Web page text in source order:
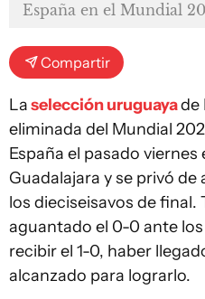
España en el Mundial
Compartir
Laselección uruguayade
eliminada del Mundial
España el pasado viernes
Guadalajara y se privó
los dieciseisavos de final.
aguantado el 0-0 ante
recibir el 1-0, haber
alcanzado para lograrlo.